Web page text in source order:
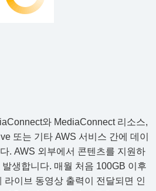
와 MediaConnect 리소스,
또는 기타 AWS 서비스 간에 데이
. AWS 외부에서 콘텐츠를 지원하
생합니다. 매월 처음 100GB 이후
라이브 동영상 출력이 전달되면 인